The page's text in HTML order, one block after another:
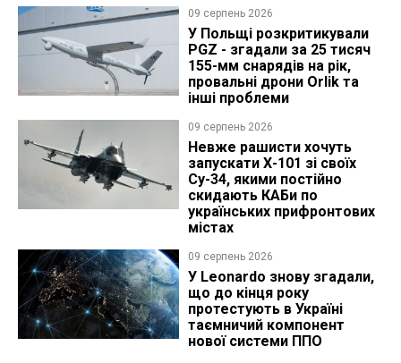
09 серпень 2026
У Польщі розкритикували
PGZ - згадали за 25 тисяч
155-мм снарядів на рік,
провальні дрони Orlik та
інші проблеми
09 серпень 2026
Невже рашисти хочуть
запускати Х-101 зі своїх
Су-34, якими постійно
скидають КАБи по
українських прифронтових
містах
09 серпень 2026
У Leonardo знову згадали,
що до кінця року
протестують в Україні
таємничий компонент
нової системи ППО